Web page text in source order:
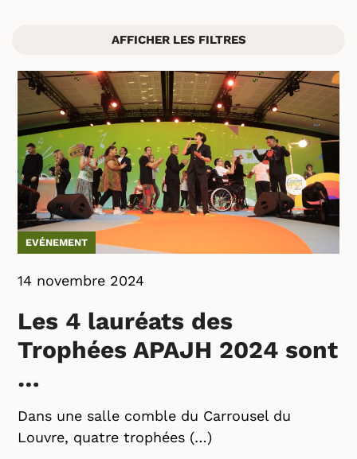
AFFICHER LES FILTRES
EVÉNEMENT
14 novembre 2024
Les 4 lauréats des
Trophées APAJH 2024 sont
…
Dans une salle comble du Carrousel du
Louvre, quatre trophées (…)